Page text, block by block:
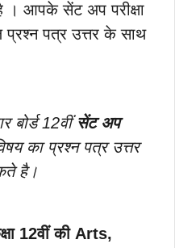
। आपके सेंट अप परीक्षा
पत्र उत्तर के साथ
बोर्ड 12वींसेंट अप
का प्रश्न पत्र उत्तर
है।
12वीं की Arts,